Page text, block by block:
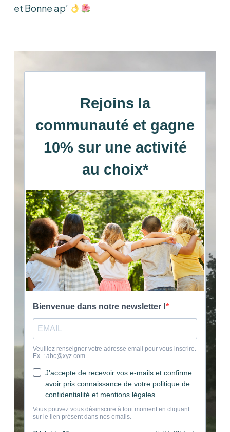
et Bonne ap’